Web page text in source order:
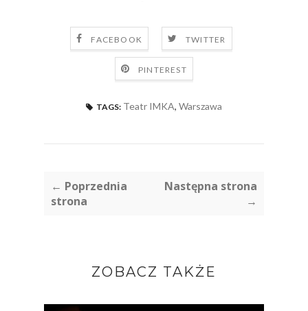
FACEBOOK TWITTER
PINTEREST
TAGS: Teatr IMKA, Warszawa
← Poprzednia
strona
Następna strona
→
ZOBACZ TAKŻE